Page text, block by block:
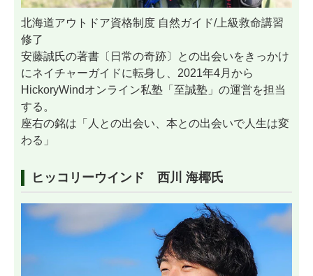
北海道アウトドア資格制度 自然ガイド/上級救命講習
修了
安藤誠氏の著書〔日常の奇跡〕との出会いをきっかけ
にネイチャーガイドに転身し、2021年4月から
HickoryWindオンライン私塾「至誠塾」の運営を担当
する。
座右の銘は「人との出会い、本との出会いで人生は変
わる」
ヒッコリーウインド 西川 海椰氏